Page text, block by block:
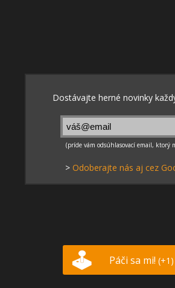
> Odoberajte nás aj cez
Páči sa mi! (+1)